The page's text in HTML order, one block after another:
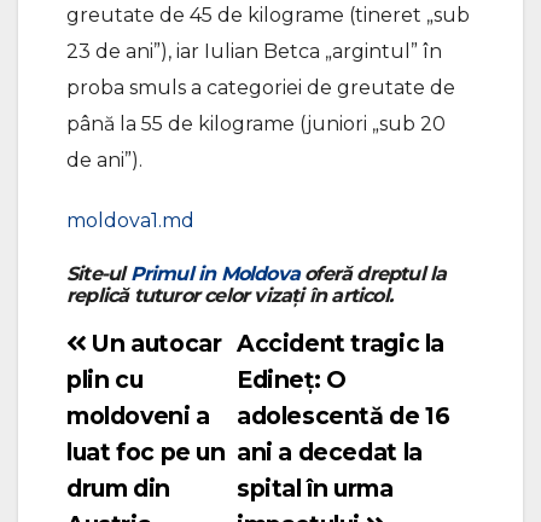
greutate de 45 de kilograme (tineret „sub
23 de ani”), iar Iulian Betca „argintul” în
proba smuls a categoriei de greutate de
până la 55 de kilograme (juniori „sub 20
de ani”).
moldova1.md
Site-ulPrimul in Moldovaoferă dreptul la
replică tuturor celor vizați în articol.
Navigare
în
articole
Accident tragic la
Edineț: O
adolescentă de 16
ani a decedat la
spital în urma
Un autocar
plin cu
moldoveni a
luat foc pe un
drum din